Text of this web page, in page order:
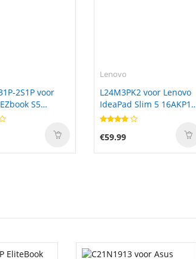
2S1P voor
S5
Lenovo
L24M3PK2 voor Lenovo
IdeaPad Slim 5 16AKP10
14IAH10 14IRH10
€59.99